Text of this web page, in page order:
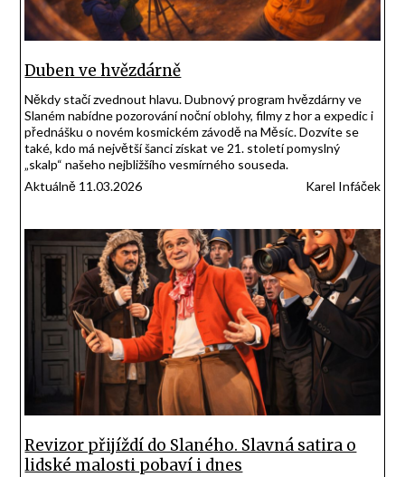
Duben ve hvězdárně
Někdy stačí zvednout hlavu. Dubnový program hvězdárny ve
Slaném nabídne pozorování noční oblohy, filmy z hor a expedic i
přednášku o novém kosmickém závodě na Měsíc. Dozvíte se
také, kdo má největší šanci získat ve 21. století pomyslný
„skalp“ našeho nejbližšího vesmírného souseda.
Aktuálně 11.03.2026
Karel Infáček
Revizor přijíždí do Slaného. Slavná satira o
lidské malosti pobaví i dnes